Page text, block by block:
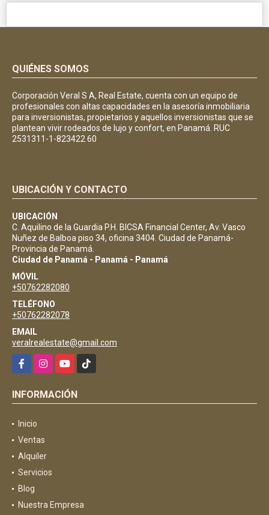
QUIÉNES SOMOS
Corporación Veral S A, Real Estate, cuenta con un equipo de
profesionales con altas capacidades en la asesoría inmobiliaria
para inversionistas, propietarios y aquellos inversionistas que se
plantean vivir rodeados de lujo y confort, en Panamá. RUC
2531311-1-823422 60
UBICACIÓN Y CONTACTO
UBICACIÓN
C. Aquilino de la Guardia P.H. BICSA Financial Center, Av. Vasco
Nuñez de Balboa piso 34, oficina 3404. Ciudad de Panamá-
Provincia de Panamá.
Ciudad de Panamá - Panamá - Panamá
MÓVIL
+50762282080
TELÉFONO
+50762282078
EMAIL
veralrealestate@gmail.com
FacebookInstagramYouTubeTikTok
INFORMACIÓN
Inicio
Ventas
Alquiler
Servicios
Blog
Nuestra Empresa